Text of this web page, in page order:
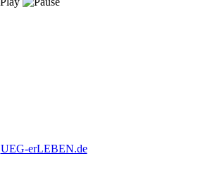
UEG-erLEBEN.de